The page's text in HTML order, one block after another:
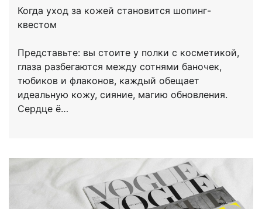
Когда уход за кожей становится шопинг-
квестом
Представьте: вы стоите у полки с косметикой,
глаза разбегаются между сотнями баночек,
тюбиков и флаконов, каждый обещает
идеальную кожу, сияние, магию обновления.
Сердце ё…